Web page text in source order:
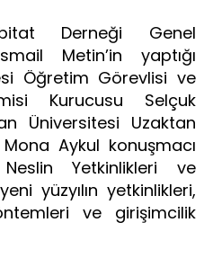
Derneği Genel
Metin’in yaptığı
Öğretim Görevlisi ve
Kurucusu Selçuk
Üniversitesi Uzaktan
Aykul konuşmacı
Yetkinlikleri ve
yüzyılın yetkinlikleri,
ve girişimcilik